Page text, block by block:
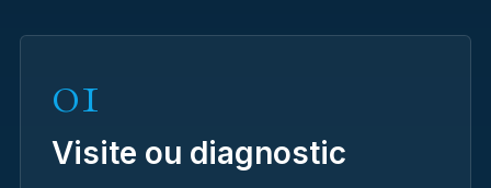
01
Visite ou diagnostic